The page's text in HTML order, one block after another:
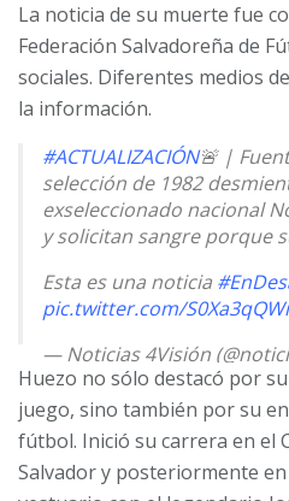
La noticia de su muerte fue
Federación Salvadoreña de
sociales. Diferentes medios
la información.
#ACTUALIZACIÓN🚨 |
selección de 1982
exseleccionado nacional
y solicitan sangre porque
Esta es una noticia
pic.twitter.com/
— Noticias 4Visión
2025
Huezo no sólo destacó por
juego, sino también por su
fútbol. Inició su carrera en el
Salvador y posteriormente